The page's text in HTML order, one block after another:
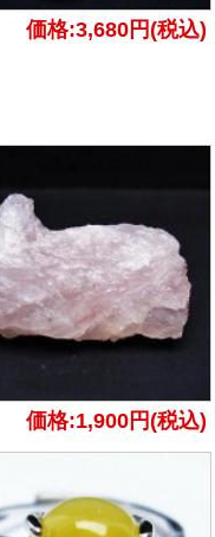
価格:3,680円(税込)
価格:1,900円(税込)